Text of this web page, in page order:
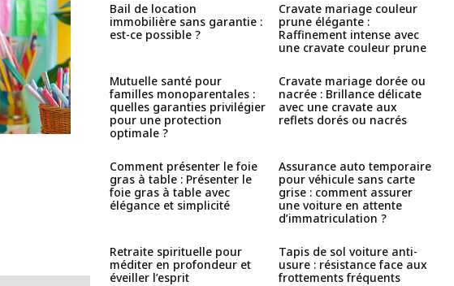
Bail de location
immobilière sans garantie :
est-ce possible ?
Cravate mariage couleur
prune élégante :
Raffinement intense avec
une cravate couleur prune
Mutuelle santé pour
familles monoparentales :
quelles garanties privilégier
pour une protection
optimale ?
Cravate mariage dorée ou
nacrée : Brillance délicate
avec une cravate aux
reflets dorés ou nacrés
Comment présenter le foie
gras à table : Présenter le
foie gras à table avec
élégance et simplicité
Assurance auto temporaire
pour véhicule sans carte
grise : comment assurer
une voiture en attente
d’immatriculation ?
Retraite spirituelle pour
méditer en profondeur et
éveiller l’esprit
Tapis de sol voiture anti-
usure : résistance face aux
frottements fréquents